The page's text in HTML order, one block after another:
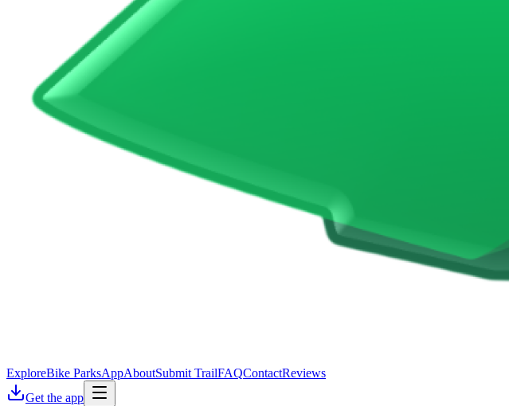
ExploreBike ParksAppAboutSubmit TrailFAQContactReviews
Get the app